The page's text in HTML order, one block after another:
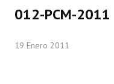
Comisiones Permanentes
Comisiones Especiales
012-PCM-2011
19 Enero 2011